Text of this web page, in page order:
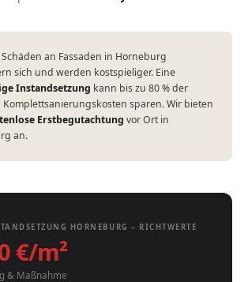
Schäden an Fassaden in Horneburg
sich und werden kostspieliger. Eine
Instandsetzung kann bis zu 80 % der
Komplettsanierungskosten sparen. Wir bieten
Erstbegutachtung vor Ort in
an.
HORNEBURG – RICHTWERTE
€/m²
& Maßnahme